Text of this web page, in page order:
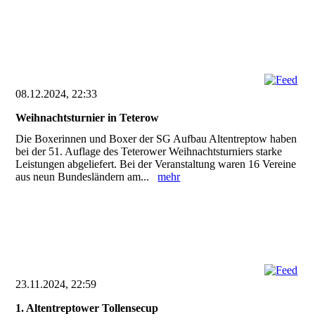
08.12.2024, 22:33
Weihnachtsturnier in Teterow
Die Boxerinnen und Boxer der SG Aufbau Altentreptow haben
bei der 51. Auflage des Teterower Weihnachtsturniers starke
Leistungen abgeliefert. Bei der Veranstaltung waren 16 Vereine
aus neun Bundesländern am...mehr
23.11.2024, 22:59
1. Altentreptower Tollensecup